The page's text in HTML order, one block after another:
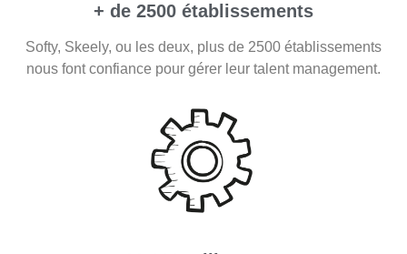
+ de 2500 établissements
Softy, Skeely, ou les deux, plus de 2500 établissements
nous font confiance pour gérer leur talent management.